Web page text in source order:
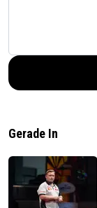
Gerade In